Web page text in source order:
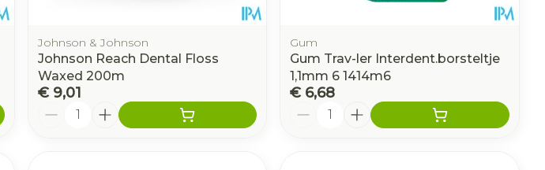
Johnson & Johnson
Johnson Reach Dental Floss
Waxed 200m
€ 9,01
Aantal
Gum
Gum Trav-ler Interdent.borsteltje
1,1mm 6 1414m6
€ 6,68
Aantal